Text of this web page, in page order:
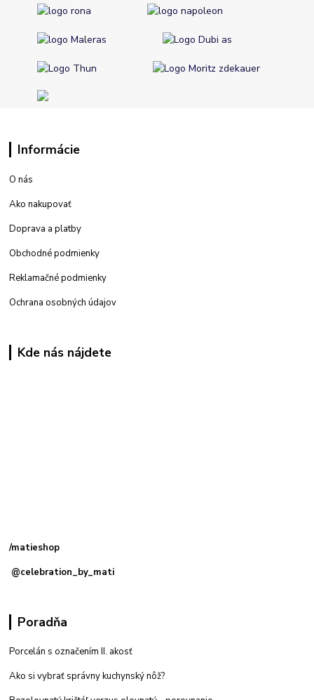
Informácie
O nás
Ako nakupovať
Doprava a platby
Obchodné podmienky
Reklamačné podmienky
Ochrana osobných údajov
Kde nás nájdete
/matieshop
@celebration_by_mati
Poradňa
Porcelán s označením II. akosť
Ako si vybrať správny kuchynský nôž?